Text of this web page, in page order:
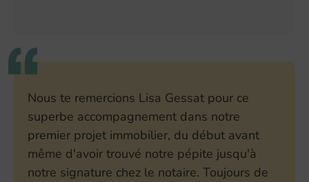
Nous te remercions Lisa Gessat pour ce
superbe accompagnement dans notre
premier projet immobilier, du début avant
même d'avoir trouvé notre pépite jusqu'à
notre signature chez le notaire. Toujours de